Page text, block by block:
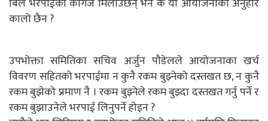
कालो छैन ?
उपभोक्ता समितिका सचिव अर्जुन पौडेलले आयोजनाका खर्च
विवरण सहितको भरपाईमा न कुनै रकम बुझ्नेको दस्तखत छ, न कुनै
रकम बुझेको प्रमाण नै । रकम बुझ्नेले रकम बुझ्दा दस्तखत गर्नु पर्ने र
रकम बुझाउनेले भरपाई लिनुपर्ने होइन ?